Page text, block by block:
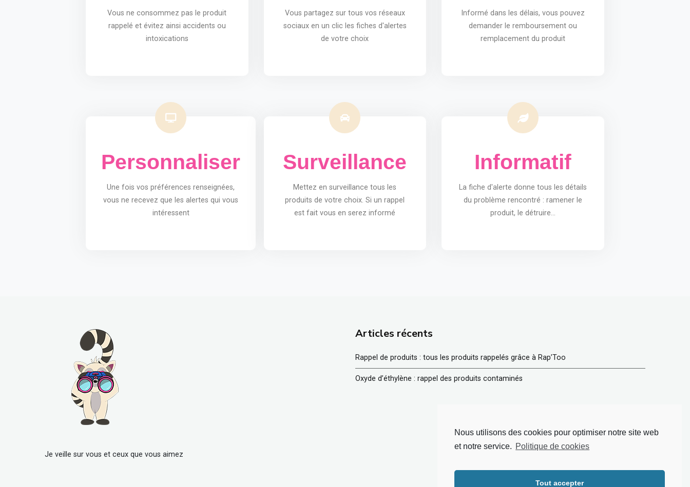
Vous ne consommez pas le produit
rappelé et évitez ainsi accidents ou
intoxications
Vous partagez sur tous vos réseaux
sociaux en un clic les fiches d'alertes
de votre choix
Informé dans les délais, vous pouvez
demander le remboursement ou
remplacement du produit
Personnaliser
Une fois vos préférences renseignées,
vous ne recevez que les alertes qui vous
intéressent
Surveillance
Mettez en surveillance tous les
produits de votre choix. Si un rappel
est fait vous en serez informé
Informatif
La fiche d'alerte donne tous les détails
du problème rencontré : ramener le
produit, le détruire...
Je veille sur vous et ceux que vous aimez
Articles récents
Rappel de produits : tous les produits rappelés grâce à Rap’Too
Oxyde d’éthylène : rappel des produits contaminés
Nous utilisons des cookies pour optimiser notre site web
et notre service. Politique de cookies
Tout accepter